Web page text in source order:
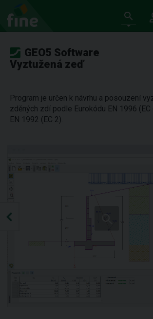
GEO5 Software
Vyztužená zeď
Program je určen k návrhu a posouzení
zděných zdí podle Eurokódu EN 1996 (EC
EN 1992 (EC 2).